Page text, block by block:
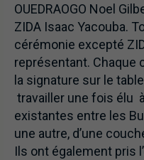
OUEDRAOGO Noel
ZIDA Isaac Yacouba.
cérémonie excepté
représentant. Chaque
la signature sur le
travailler une fois élu
existantes entre les
une autre, d’une
Ils ont également pris